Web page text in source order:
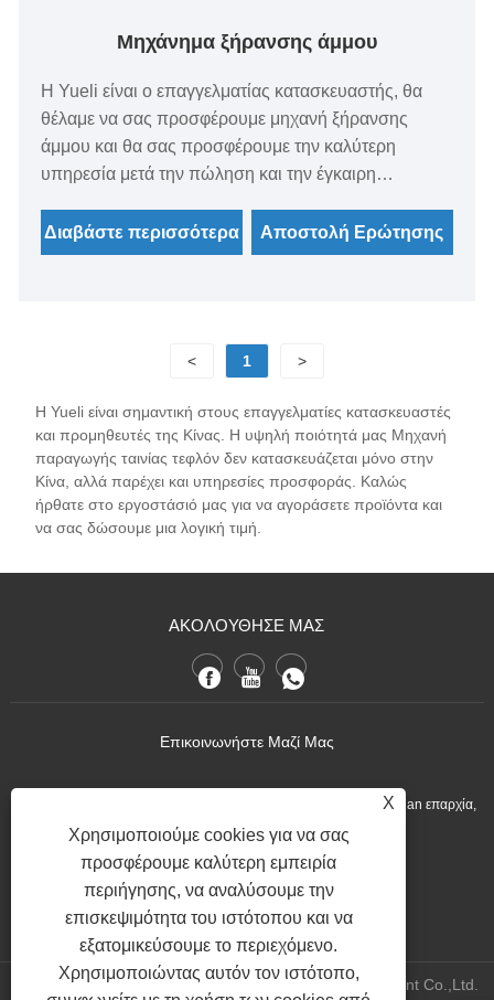
Μηχάνημα ξήρανσης άμμου
Η Yueli είναι ο επαγγελματίας κατασκευαστής, θα
θέλαμε να σας προσφέρουμε μηχανή ξήρανσης
άμμου και θα σας προσφέρουμε την καλύτερη
υπηρεσία μετά την πώληση και την έγκαιρη
βιομηχανία, το ανθρακωρυχείο, τα σιτηρά, την
κατασκευή εργοστασίων, την εκτύπωση και τη βαφή,
που χρησιμοποιείται στο ξενοδοχείο σεντόνια και
εκτύπωση και βαφή βιομηχανιών, η οποία ανήκει σε
ξηραντές μπορούν να χωριστούν σε: στεγνωτήρες
ατμού, ηλεκτρικούς στεγνωτήρες θέρμανσης,
στεγνωτήρια εξατμιστήρων
Διαβάστε περισσότερα Αποστολή Ερώτησης
< 1 >
Η Yueli είναι σημαντική στους επαγγελματίες κατασκευαστές
και προμηθευτές της Κίνας. Η υψηλή ποιότητά μας Μηχανή
παραγωγής ταινίας τεφλόν δεν κατασκευάζεται μόνο στην
Κίνα, αλλά παρέχει και υπηρεσίες προσφοράς. Καλώς
ήρθατε στο εργοστάσιό μας για να αγοράσετε προϊόντα και
να σας δώσουμε μια λογική τιμή.
ΑΚΟΛΟΥΘΗΣΕ ΜΑΣ
Επικοινωνήστε Μαζί Μας
:No.1 Ximei Village Meilin Street Nan'an Quanzhou City, Fujian επαρχία,
Κίνα.
Τηλ: +86-13600768411
: Nina.h@yueli-tech.com
Copyright @ 2023 Quanzhou Yueli Automation Equipment Co.,Ltd.
X
Χρησιμοποιούμε cookies για να σας
προσφέρουμε καλύτερη εμπειρία
περιήγησης, να αναλύσουμε την
επισκεψιμότητα του ιστότοπου και να
εξατομικεύσουμε το περιεχόμενο.
Χρησιμοποιώντας αυτόν τον ιστότοπο,